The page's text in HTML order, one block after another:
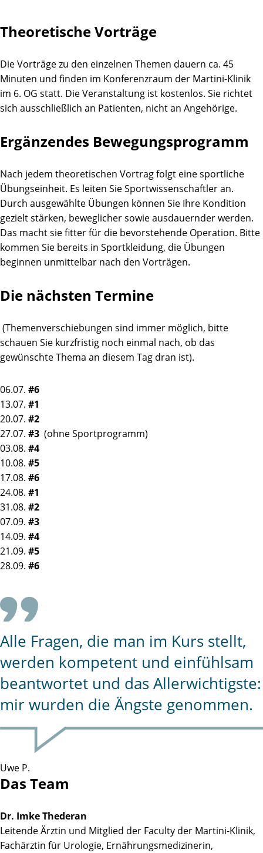
Theoretische Vorträge
Die Vorträge zu den einzelnen Themen dauern ca. 45
Minuten und finden im Konferenzraum der Martini-Klinik
im 6. OG statt. Die Veranstaltung ist kostenlos. Sie richtet
sich ausschließlich an Patienten, nicht an Angehörige.
Ergänzendes Bewegungsprogramm
Nach jedem theoretischen Vortrag folgt eine sportliche
Übungseinheit. Es leiten Sie Sportwissenschaftler an.
Durch ausgewählte Übungen können Sie Ihre Kondition
gezielt stärken, beweglicher sowie ausdauernder werden.
Das macht sie fitter für die bevorstehende Operation. Bitte
kommen Sie bereits in Sportkleidung, die Übungen
beginnen unmittelbar nach den Vorträgen.
Die nächsten Termine
(Themenverschiebungen sind immer möglich, bitte
schauen Sie kurzfristig noch einmal nach, ob das
gewünschte Thema an diesem Tag dran ist).
06.07. #6
13.07. #1
20.07. #2
27.07. #3 (ohne Sportprogramm)
03.08. #4
10.08. #5
17.08. #6
24.08. #1
31.08. #2
07.09. #3
14.09. #4
21.09. #5
28.09. #6
Alle Fragen, die man im Kurs stellt,
werden kompetent und einfühlsam
beantwortet und das Allerwichtigste:
mir wurden die Ängste genommen.
Uwe P.
Das Team
Dr. Imke Thederan
Leitende Ärztin und Mitglied der Faculty der Martini-Klinik,
Fachärztin für Urologie, Ernährungsmedizinerin,